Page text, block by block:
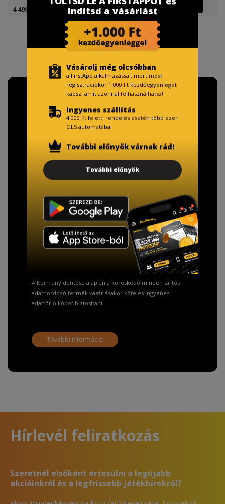
4 499 Ft 4 899 Ft
TISZTELT VÁSÁRLÓNK!
Fizetésnél kérje az ingyenes adattörlő kódot
adatainak biztonsága érdekében!
A Kormány döntése alapján a kereskedő minden tartós
adathordozó termék vásárlásakor köteles ingyenes
adattörlő kódot biztosítani.
További információ
Hírlevél feliratkozás
Szeretnél elsőként értesülni a legújabb
akcióinkról és a legfrissebb játékhírekről?
indítsd a vásárlást
Vásárolj még olcsóbban
a FirstApp alkalmazással, mert most
regisztrációkor 1.000 Ft kezdőegyenleget
kapsz, amit azonnal felhasználhatsz!
Ingyenes szállítás
4.000 Ft feletti rendelés esetén több ezer
GLS automatába!
További előnyök várnak rád!
További előnyök